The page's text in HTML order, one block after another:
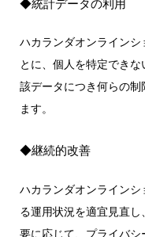
◆統計データの利用
ハカランダオンライン
とに、個人を特定でき
該データにつき何らの
ます。
◆継続的改善
ハカランダオンライン
る運用状況を適宜見直
要に応じて、プライバ